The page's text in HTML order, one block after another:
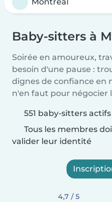
Baby-sitters à
Soirée en amoureux,
besoin d'une pause :
dignes de confiance en
n'en faut pour négocier
551 baby-sitters
Tous les membres
valider leur identité
4,7 / 5